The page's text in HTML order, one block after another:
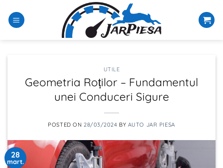
conținut
UTILE
Geometria Roților – Fundamentul
unei Conduceri Sigure
POSTED ON 28/03/2024 BY AUTO JAR PIESA
28
mart.